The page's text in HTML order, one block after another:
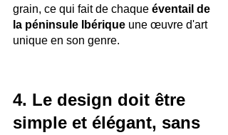
grain, ce qui fait de chaque éventail de
la péninsule Ibérique une œuvre d'art
unique en son genre.
4. Le design doit être
simple et élégant, sans